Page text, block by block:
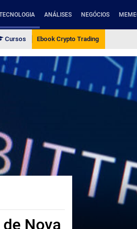
ANÁLISES NEGÓCIOS
Cursos Ebook Crypto Trading